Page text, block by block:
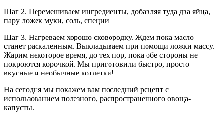
Шаг 2. Перемешиваем ингредиенты, добавляя туда два яйца,
пару ложек муки, соль, специи.
Шаг 3. Нагреваем хорошо сковородку. Ждем пока масло
станет раскаленным. Выкладываем при помощи ложки массу.
Жарим некоторое время, до тех пор, пока обе стороны не
покроются корочкой. Мы приготовили быстро, просто
вкусные и необычные котлетки!
На сегодня мы покажем вам последний рецепт с
использованием полезного, распространенного овоща-
капусты.